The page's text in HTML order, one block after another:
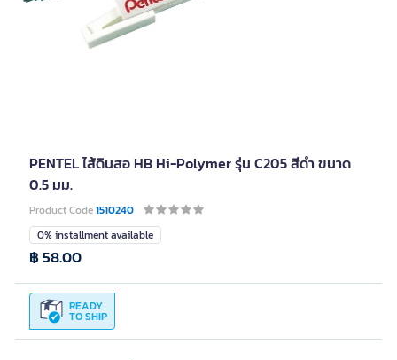
PENTEL ไส้ดินสอ HB Hi-Polymer รุ่น C205 สีดำ ขนาด
0.5 มม.
Product Code1510240
0% installment available
READY
TO SHIP
฿ 58.00